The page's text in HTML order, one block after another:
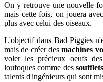
On y retrouve une nouvelle
mais cette fois, on jouera
plus avec celui des oiseaux.
L'objectif dans Bad Piggies
mais de créer des machines
voler les précieux oeufs
loufoques comme des soufflets
talents d'ingénieurs qui sont